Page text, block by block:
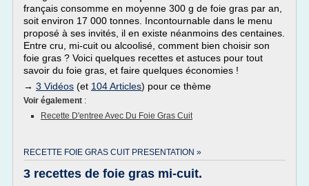
français consomme en moyenne 300 g de foie gras par an,
soit environ 17 000 tonnes. Incontournable dans le menu
proposé à ses invités, il en existe néanmoins des centaines.
Entre cru, mi-cuit ou alcoolisé, comment bien choisir son
foie gras ? Voici quelques recettes et astuces pour tout
savoir du foie gras, et faire quelques économies !
→ 3 Vidéos (et 104 Articles) pour ce thème
Voir également :
Recette D'entree Avec Du Foie Gras Cuit
RECETTE FOIE GRAS CUIT PRESENTATION »
3 recettes de foie gras mi-cuit.